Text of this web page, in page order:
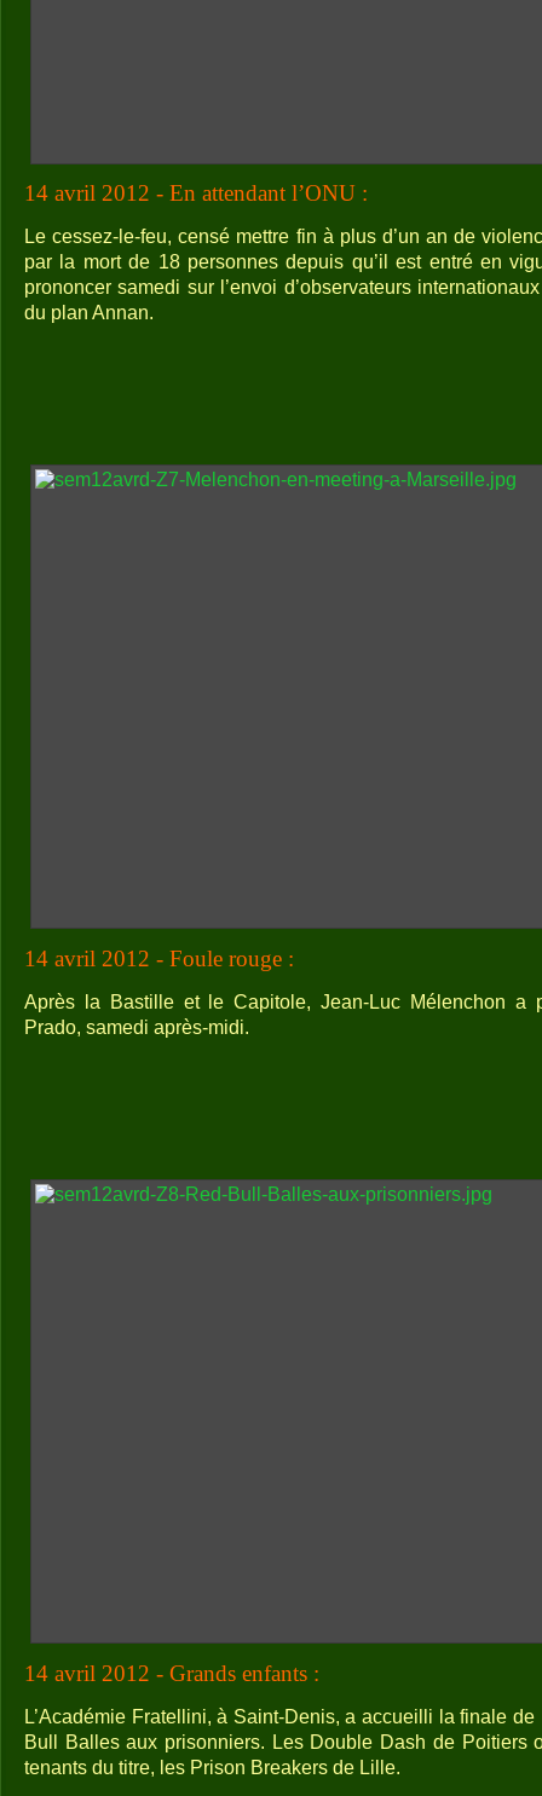
14 avril 2012 - En attendant l’ONU :
Le cessez-le-feu, censé mettre fin à plus d’un an de
par la mort de 18 personnes depuis qu’il est entré en
prononcer samedi sur l’envoi d’observateurs
du plan Annan.
14 avril 2012 - Foule rouge :
Après la Bastille et le Capitole, Jean-Luc Mélenchon a
Prado, samedi après-midi.
14 avril 2012 - Grands enfants :
L’Académie Fratellini, à Saint-Denis, a accueilli la finale
Bull Balles aux prisonniers. Les Double Dash de Poitiers
tenants du titre, les Prison Breakers de Lille.